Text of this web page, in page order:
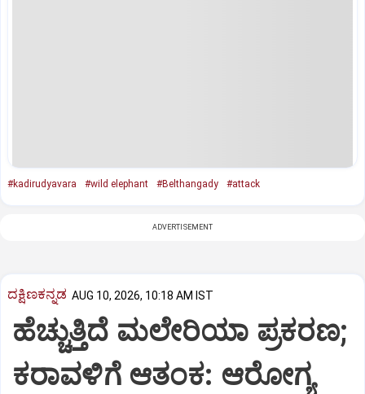
#kadirudyavara #wild elephant #Belthangady #attack
ADVERTISEMENT
ದಕ್ಷಿಣಕನ್ನಡ AUG 10, 2026, 10:18 AM IST
ಹೆಚ್ಚುತ್ತಿದೆ ಮಲೇರಿಯಾ ಪ್ರಕರಣ;
ಕರಾವಳಿಗೆ ಆತಂಕ: ಆರೋಗ್ಯ